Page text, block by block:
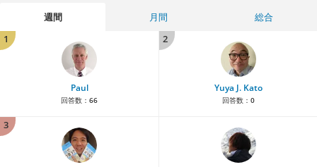
週間 月間
総合
1
Paul
回答数： 66
2
Yuya J. Kato
回答数： 0
3